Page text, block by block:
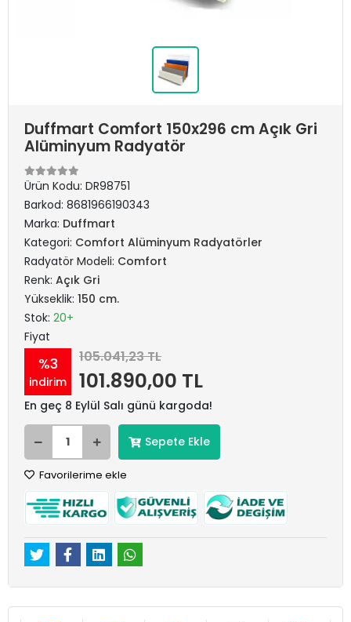
Duffmart Comfort 150x296 cm Açık Gri
Alüminyum Radyatör
Ürün Kodu: DR98751
Barkod: 8681966190343
Marka: Duffmart
Kategori: Comfort Alüminyum Radyatörler
Radyatör Modeli: Comfort
Renk: Açık Gri
Yükseklik: 150 cm.
Stok: 20+
Fiyat
%3
indirim
105.041,23 TL
101.890,00 TL
En geç 8 Eylül Salı günü kargoda!
Sepete Ekle
Favorilerime ekle